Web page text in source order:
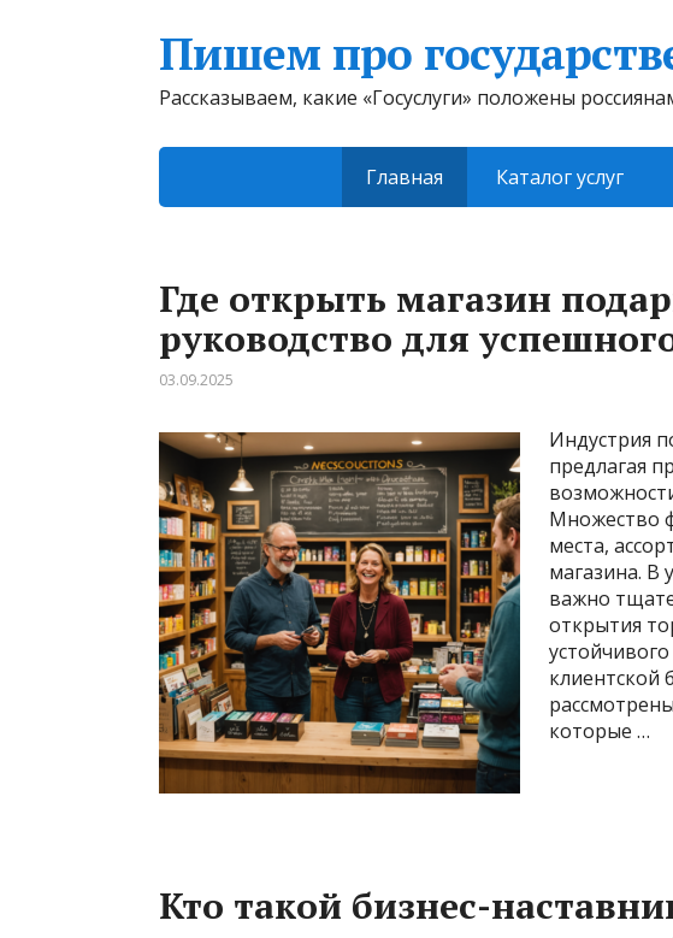
Пишем про
Рассказываем, какие «Госуслуги» положены
Главная Каталог услуг
Где открыть магазин
руководство для
03.09.2025
Индустрия
предлагая
Множество
места,
магазина. В
важно
открытия
клиентской
которые …
Кто такой бизнес-